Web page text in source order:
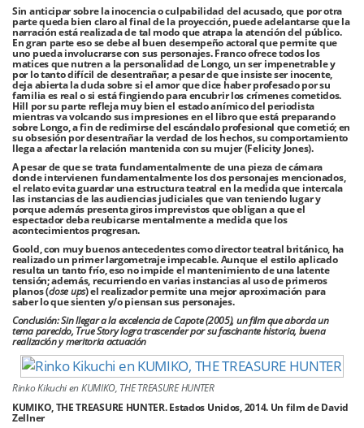
Sin anticipar sobre la inocencia o culpabilidad del acusado, que por otra
parte queda bien claro al final de la proyección, puede adelantarse que la
narración está realizada de tal modo que atrapa la atención del público.
En gran parte eso se debe al buen desempeño actoral que permite que
uno pueda involucrarse con sus personajes. Franco ofrece todos los
matices que nutren a la personalidad de Longo, un ser impenetrable y
por lo tanto difícil de desentrañar; a pesar de que insiste ser inocente,
deja abierta la duda sobre si el amor que dice haber profesado por su
familia es real o si está fingiendo para encubrir los crímenes cometidos.
Hill por su parte refleja muy bien el estado anímico del periodista
mientras va volcando sus impresiones en el libro que está preparando
sobre Longo, a fin de redimirse del escándalo profesional que cometió; en
su obsesión por desentrañar la verdad de los hechos, su comportamiento
llega a afectar la relación mantenida con su mujer (Felicity Jones).
A pesar de que se trata fundamentalmente de una pieza de cámara
donde intervienen fundamentalmente los dos personajes mencionados,
el relato evita guardar una estructura teatral en la medida que intercala
las instancias de las audiencias judiciales que van teniendo lugar y
porque además presenta giros imprevistos que obligan a que el
espectador deba reubicarse mentalmente a medida que los
acontecimientos progresan.
Goold, con muy buenos antecedentes como director teatral británico, ha
realizado un primer largometraje impecable. Aunque el estilo aplicado
resulta un tanto frío, eso no impide el mantenimiento de una latente
tensión; además, recurriendo en varias instancias al uso de primeros
planos (close ups) el realizador permite una mejor aproximación para
saber lo que sienten y/o piensan sus personajes.
Conclusión: Sin llegar a la excelencia de Capote (2005), un film que aborda un
tema parecido, True Story logra trascender por su fascinante historia, buena
realización y meritoria actuación
Rinko Kikuchi en KUMIKO, THE TREASURE HUNTER
KUMIKO, THE TREASURE HUNTER. Estados Unidos, 2014. Un film de David
Zellner